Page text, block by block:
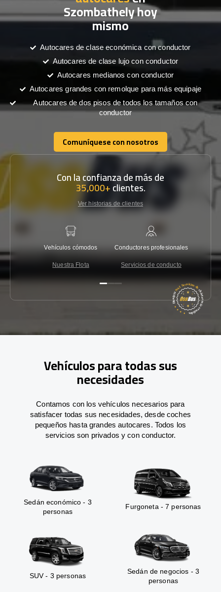
Szombathely hoy
mismo
Autocares de clase económica con conductor
Autocares de clase lujo con conductor
Autocares medianos con conductor
Autocares grandes con remolque para más equipaje
Autocares de dos pisos de todos los tamaños con
conductor
Comuníquese con nosotros
Comuníquese con nosotros
Con la confianza de más de
35,000+clientes.
Ver historias de clientes
Vehículos cómodos
Nuestra Flota
Conductores profesionales
Servicios de conducto
Vehículos para todas sus
necesidades
Contamos con los vehículos necesarios para
satisfacer todas sus necesidades, desde coches
pequeños hasta grandes autocares. Todos los
servicios son privados y con conductor.
Sedán económico - 3
personas
Furgoneta - 7 personas
SUV - 3 personas
Sedán de negocios - 3
personas